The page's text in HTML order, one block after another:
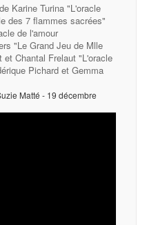
Karine Turina "L'oracle
des 7 flammes sacrées"
de l'amour
"Le Grand Jeu de Mlle
et Chantal Frelaut "L'oracle
Pichard et Gemma
Matté
19 décembre